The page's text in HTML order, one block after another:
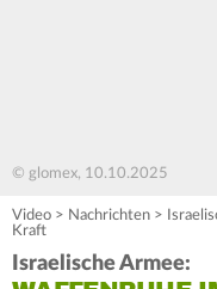
© glomex, 10.10.2025
Video > Nachrichten >
Kraft
Israelische Armee: